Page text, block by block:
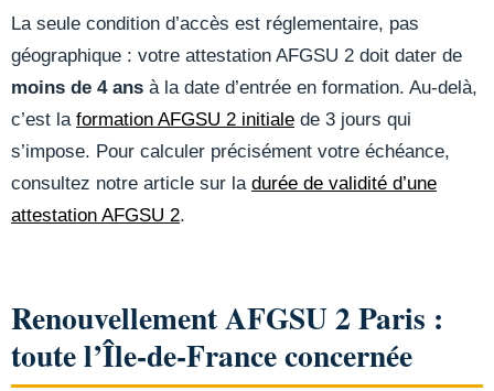
La seule condition d’accès est réglementaire, pas
géographique : votre attestation AFGSU 2 doit dater de
moins de 4 ans à la date d’entrée en formation. Au-delà,
c’est la formation AFGSU 2 initiale de 3 jours qui
s’impose. Pour calculer précisément votre échéance,
consultez notre article sur la durée de validité d’une
attestation AFGSU 2.
Renouvellement AFGSU 2 Paris :
toute l’Île-de-France concernée